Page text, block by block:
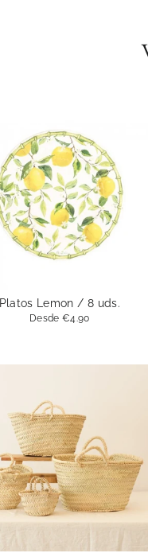
Platos Lemon / 8 uds.
Desde €4.90